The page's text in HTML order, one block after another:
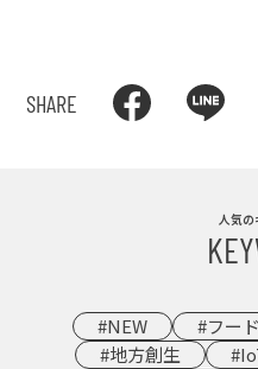
SHARE
人気の
#NEW #フー
#地方創生